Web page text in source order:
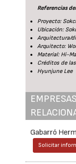
Referencias
Proyecto:
Ubicación:
Arquitectura/
Arquitecto:
Material: Hi-
Créditos de
Hyunjune Lee
Gabarró
Solicitar